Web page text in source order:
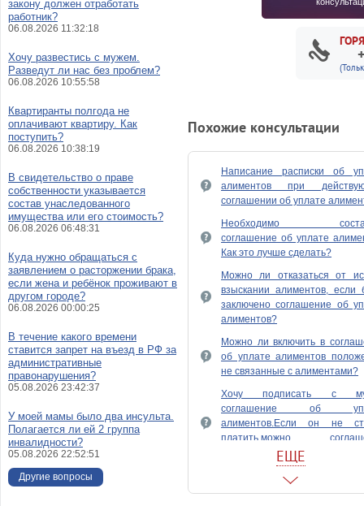
Похожие консультации
Написание расписки об
алиментов при
соглашении об уплате
Необходимо
соглашение об уплате
Как это лучше сделать?
Можно ли отказаться от
взыскании алиментов, если
заключено соглашение об
алиментов?
Можно ли включить в
об уплате алиментов
не связанные с алиментами?
Хочу подписать с
соглашение об
алиментов.Если он не
платить,можно
передать в бухгалтерию?
Может ли размер
ЕЩЕ
закону должен отработать
работник?
06.08.2026 11:32:18
Хочу развестись с мужем.
Разведут ли нас без проблем?
06.08.2026 10:55:58
Квартиранты полгода не
оплачивают квартиру. Как
поступить?
06.08.2026 10:38:19
В свидетельство о праве
собственности указывается
состав унаследованного
имущества или его стоимость?
06.08.2026 06:48:31
Куда нужно обращаться с
заявлением о расторжении брака,
если жена и ребёнок проживают в
другом городе?
06.08.2026 00:00:25
В течение какого времени
ставится запрет на въезд в РФ за
административные
правонарушения?
05.08.2026 23:42:37
У моей мамы было два инсульта.
Полагается ли ей 2 группа
инвалидности?
05.08.2026 22:52:51
Другие вопросы